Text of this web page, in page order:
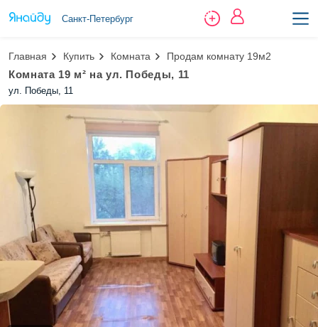
Санкт-Петербург
Главная Купить Комната Продам комнату 19м2
Комната 19 м² на ул. Победы, 11
ул. Победы, 11